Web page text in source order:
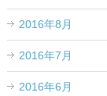
2016年8月
2016年7月
2016年6月